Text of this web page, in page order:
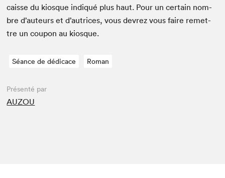
caisse du kiosque indiqué plus haut. Pour un cer­tain nom­
bre d’auteurs et d’autrices, vous devrez vous faire remet­
tre un coupon au kiosque.
Séance de dédicace Roman
Présenté par
AUZOU